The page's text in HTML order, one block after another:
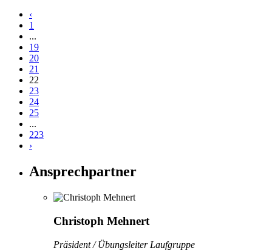
‹
1
...
19
20
21
22
23
24
25
...
223
›
Ansprechpartner
Christoph Mehnert
Präsident / Übungsleiter Laufgruppe